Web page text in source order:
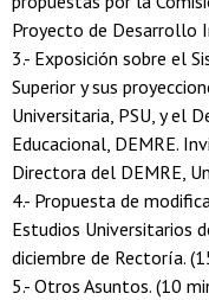
Proyecto de Desarrollo
3.- Exposición sobre el
Superior y sus
Universitaria, PSU, y el
Educacional, DEMRE.
Directora del DEMRE,
4.- Propuesta de
Estudios Universitarios
diciembre de Rectoría.
5.- Otros Asuntos. (10